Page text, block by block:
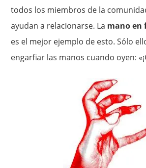
todos los miembros de la
ayudan a relacionarse. La mano en
es el mejor ejemplo de esto. Sólo
engarfiar las manos cuando oyen: